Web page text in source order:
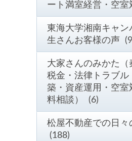
ート満室経営・空室
東海大学湘南キャン
生さんお客様の声
大家さんのみかた（
税金・法律トラブル
築・資産運用・空室
料相談） (6)
松屋不動産での日々
(188)